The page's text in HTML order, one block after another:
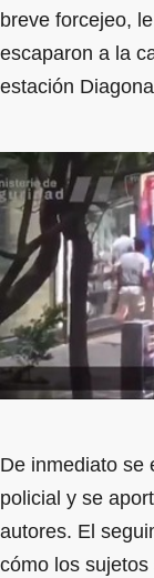
breve forcejeo,
escaparon a la
estación
De inmediato se
policial y se
autores. El
cómo los